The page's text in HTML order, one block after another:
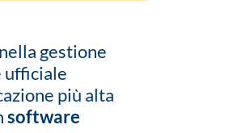
gestione
ufficiale
più alta
software